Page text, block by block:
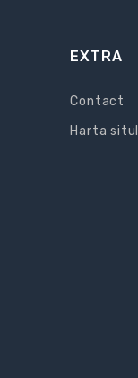
EXTRA
Contact
Harta